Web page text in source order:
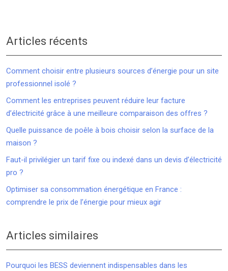
Articles récents
Comment choisir entre plusieurs sources d’énergie pour un site
professionnel isolé ?
Comment les entreprises peuvent réduire leur facture
d’électricité grâce à une meilleure comparaison des offres ?
Quelle puissance de poêle à bois choisir selon la surface de la
maison ?
Faut-il privilégier un tarif fixe ou indexé dans un devis d’électricité
pro ?
Optimiser sa consommation énergétique en France :
comprendre le prix de l’énergie pour mieux agir
Articles similaires
Pourquoi les BESS deviennent indispensables dans les